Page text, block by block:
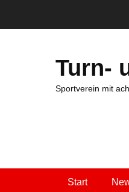
Turn-
Sportverein mit
Primäres
Start